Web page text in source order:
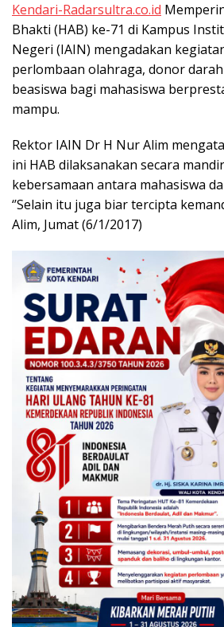
Kendari-Radarsultra.co.id
Bhakti (HAB) ke-71 di Kampus
Negeri (IAIN) mengadakan
perlombaan olahraga, donor
beasiswa bagi mahasiswa
mampu.
Rektor IAIN Dr H Nur Alim
ini HAB dilaksanakan secara
kebersamaan antara mahasiswa
‘’Selain itu juga biar tercipta
Alim, Jumat (6/1/2017)